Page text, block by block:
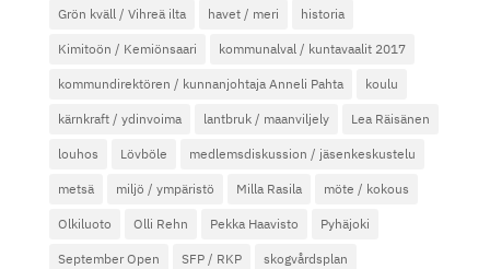
Grön kväll / Vihreä ilta havet / meri historia
Kimitoön / Kemiönsaari kommunalval / kuntavaalit 2017
kommundirektören / kunnanjohtaja Anneli Pahta koulu
kärnkraft / ydinvoima lantbruk / maanviljely Lea Räisänen
louhos Lövböle medlemsdiskussion / jäsenkeskustelu
metsä miljö / ympäristö Milla Rasila möte / kokous
Olkiluoto Olli Rehn Pekka Haavisto Pyhäjoki
September Open SFP / RKP skogvårdsplan